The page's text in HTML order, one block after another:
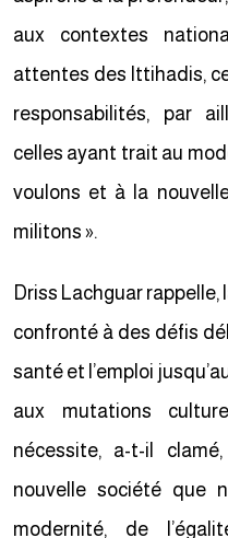
aux contextes
attentes des Ittihadis,
responsabilités, par
celles ayant trait au
voulons et à la
militons ».
Driss Lachguar
confronté à des défis
santé et l’emploi
aux mutations
nécessite, a-t-il
nouvelle société que
modernité, de